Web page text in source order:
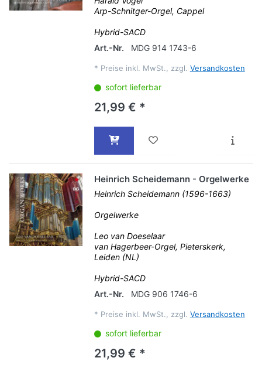
Arp-Schnitger-Orgel, Cappel
Hybrid-SACD
Art.-Nr.
MDG 914 1743-6
* Preise inkl. MwSt., zzgl. Versandkosten
sofort lieferbar
21,99 € *
Heinrich Scheidemann - Orgelwerke
Heinrich Scheidemann (1596-1663)
Orgelwerke
Leo van Doeselaar
van Hagerbeer-Orgel, Pieterskerk,
Leiden (NL)
Hybrid-SACD
Art.-Nr.
MDG 906 1746-6
* Preise inkl. MwSt., zzgl. Versandkosten
sofort lieferbar
21,99 € *